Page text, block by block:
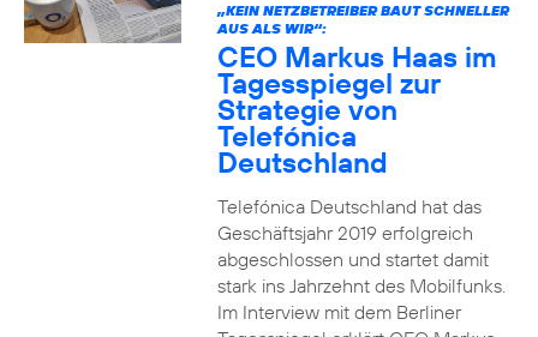
„KEIN NETZBETREIBER BAUT SCHNELLER
AUS ALS WIR“:
CEO Markus Haas im
Tagesspiegel zur
Strategie von
Telefónica
Deutschland
Telefónica Deutschland hat das
Geschäftsjahr 2019 erfolgreich
abgeschlossen und startet damit
stark ins Jahrzehnt des Mobilfunks.
Im Interview mit dem Berliner